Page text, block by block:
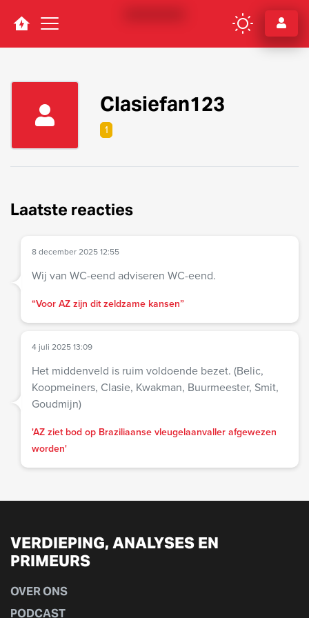
Navigation
Clasiefan123
1
Laatste reacties
8 december 2025 12:55
Wij van WC-eend adviseren WC-eend.
“Voor AZ zijn dit zeldzame kansen”
4 juli 2025 13:09
Het middenveld is ruim voldoende bezet. (Belic,
Koopmeiners, Clasie, Kwakman, Buurmeester, Smit,
Goudmijn)
'AZ ziet bod op Braziliaanse vleugelaanvaller afgewezen
worden'
VERDIEPING, ANALYSES EN
PRIMEURS
OVER ONS
PODCAST